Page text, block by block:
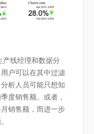
线经理和数据分
户可以在其中过滤
析人员可能只想知
度销售额。或者，
销售额，而进一步